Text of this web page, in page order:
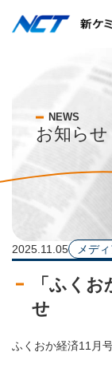
NEWS
お知らせ
2025.11.05 メデ
「ふく
せ
ふくおか経済11月